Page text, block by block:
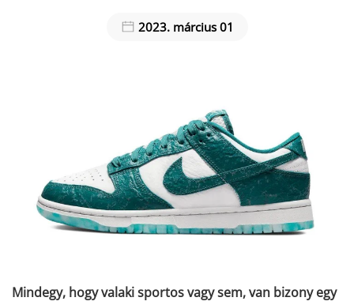
2023. március 01
Mindegy, hogy valaki sportos vagy sem, van bizony egy